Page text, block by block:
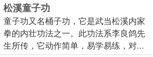
松溪童子功
童子功又名桶子功，它是武当松溪内家
拳的内壮功法之一。此功法系李良鸽先
生所传，它动作简单，易学易练，对...